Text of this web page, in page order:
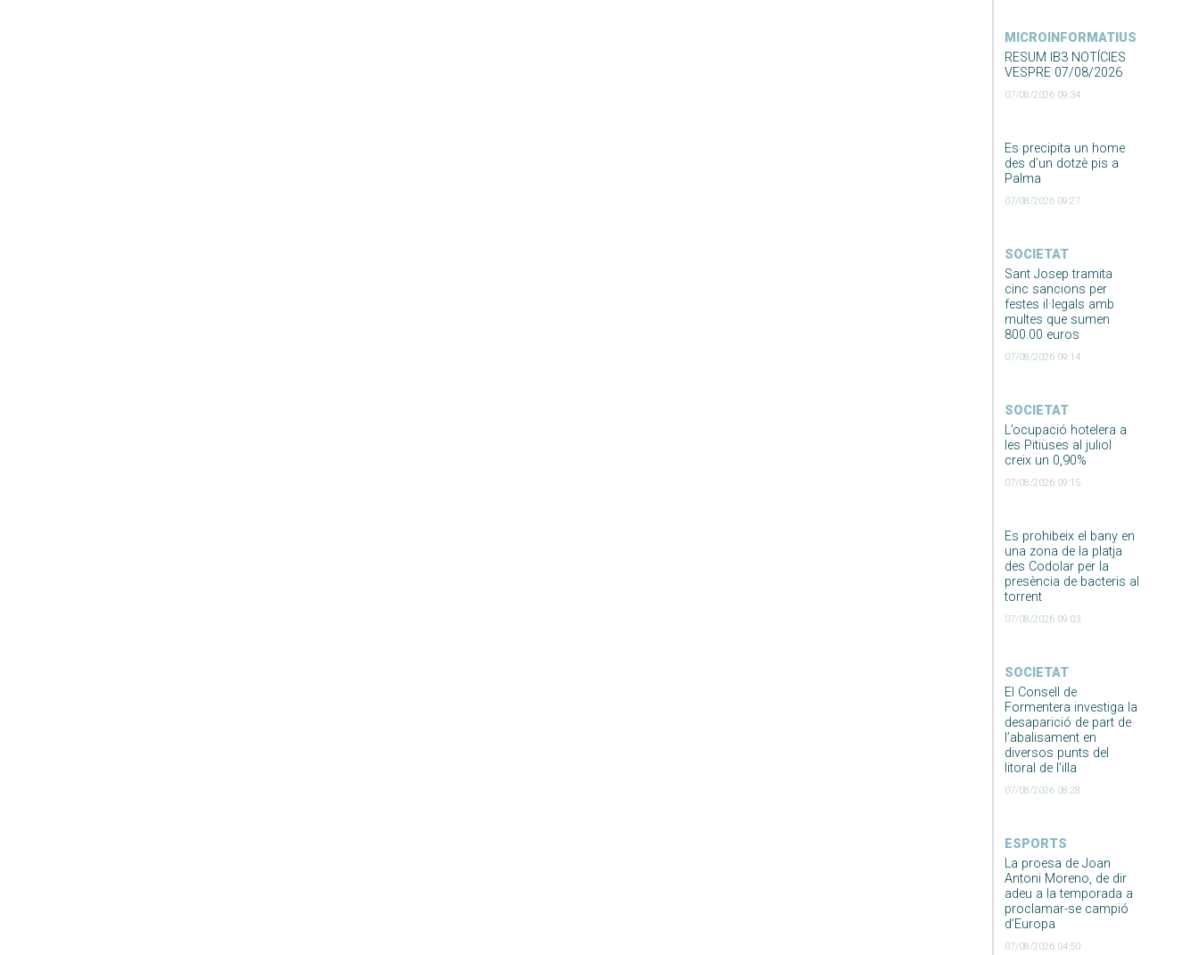
MICROINFORMATIUS
RESUM IB3 NOTÍCIES
VESPRE 07/08/2026
07/08/2026 09:34
Es precipita un home
des d’un dotzè pis a
Palma
07/08/2026 09:27
SOCIETAT
Sant Josep tramita
cinc sancions per
festes il·legals amb
multes que sumen
800.00 euros
07/08/2026 09:14
SOCIETAT
L’ocupació hotelera a
les Pitiüses al juliol
creix un 0,90%
07/08/2026 09:15
Es prohibeix el bany en
una zona de la platja
des Codolar per la
presència de bacteris al
torrent
07/08/2026 09:03
SOCIETAT
El Consell de
Formentera investiga la
desaparició de part de
l’abalisament en
diversos punts del
litoral de l’illa
07/08/2026 08:28
ESPORTS
La proesa de Joan
Antoni Moreno, de dir
adeu a la temporada a
proclamar-se campió
d’Europa
07/08/2026 04:50